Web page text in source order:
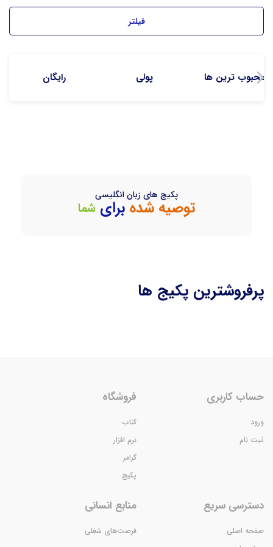
رایگان پولی محبوب ترین ها
پکیج های زبان انگلیسی
توصیه شده برای شما
پرفروشترین پکیج ها
فیلتر
حساب کاربری
ورود
ثبت نام
فروشگاه
کتاب
نرم افزار
گرامر
پکیج
دسترسی سریع
صفحه اصلی
منابع انسانی
فرصت‌های شغلی